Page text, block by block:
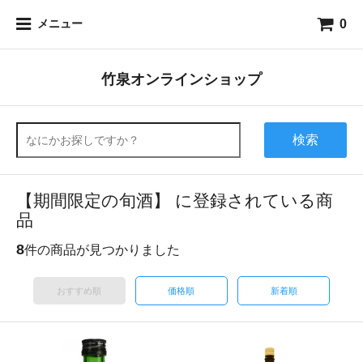
メニュー 0
竹泉オンラインショップ
検索
【期間限定の旬酒】 に登録されている商
品
8件の商品が見つかりました
おすすめ順 価格順 新着順